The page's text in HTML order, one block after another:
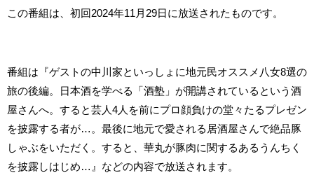
この番組は、初回2024年11月29日に放送されたものです。
番組は『ゲストの中川家といっしょに地元民オススメ八女8選の
旅の後編。日本酒を学べる「酒塾」が開講されているという酒
屋さんへ。すると芸人4人を前にプロ顔負けの堂々たるプレゼン
を披露する者が…。最後に地元で愛される居酒屋さんで絶品豚
しゃぶをいただく。すると、華丸が豚肉に関するあるうんちく
を披露しはじめ…』などの内容で放送されます。